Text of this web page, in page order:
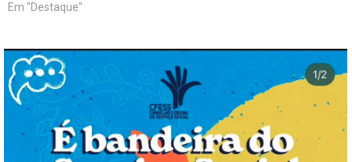
Em "Destaque"